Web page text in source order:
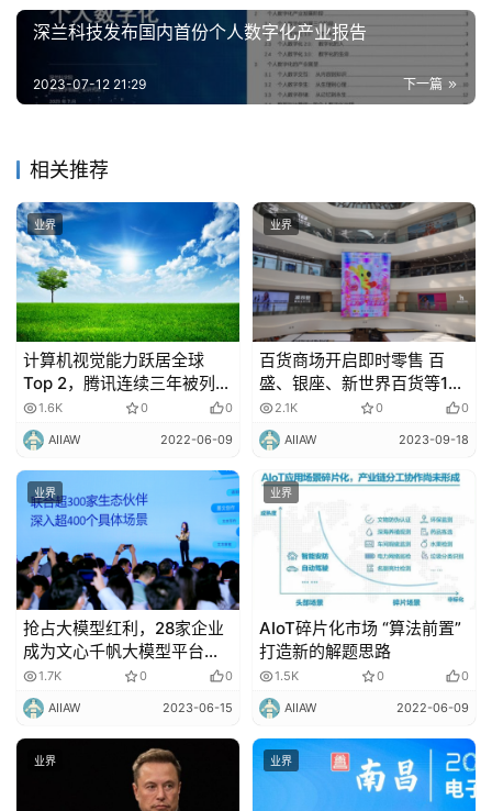
能
驾
慧
城
市
更
多
内
容
深兰科技发布国内首份个人数字化产业报告
下一篇
2023-07-12 21:29
相关推荐
业界
计算机视觉能力跃居全球
Top 2，腾讯连续三年被列入
Gartner云AI开发者服务报告
1.6K 0 0
AIIAW 2022-06-09
业界
百货商场开启即时零售 百
盛、银座、新世界百货等12
家商场入驻美团闪购
2.1K 0 0
AIIAW 2023-09-18
业界
抢占大模型红利，28家企业
成为文心千帆大模型平台生
态伙伴
1.7K 0 0
AIIAW 2023-06-15
业界
AIoT碎片化市场 “算法前置”
打造新的解题思路
1.5K 0 0
AIIAW 2022-06-09
业界 业界